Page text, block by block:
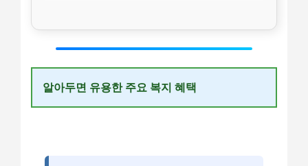
알아두면 유용한 주요 복지 혜택